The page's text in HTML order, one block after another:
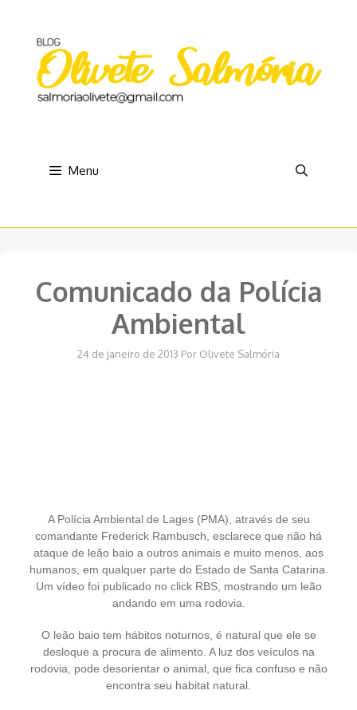
conteúdo
Menu
Comunicado da Polícia
Ambiental
24 de janeiro de 2013 Por Olivete Salmória
A Polícia Ambiental de Lages (PMA), através de seu
comandante Frederick Rambusch, esclarece que não há
ataque de leão baio a outros animais e muito menos, aos
humanos, em qualquer parte do Estado de Santa Catarina.
Um vídeo foi publicado no click RBS, mostrando um leão
andando em uma rodovia.
O leão baio tem hábitos noturnos, é natural que ele se
desloque a procura de alimento. A luz dos veículos na
rodovia, pode desorientar o animal, que fica confuso e não
encontra seu habitat natural.